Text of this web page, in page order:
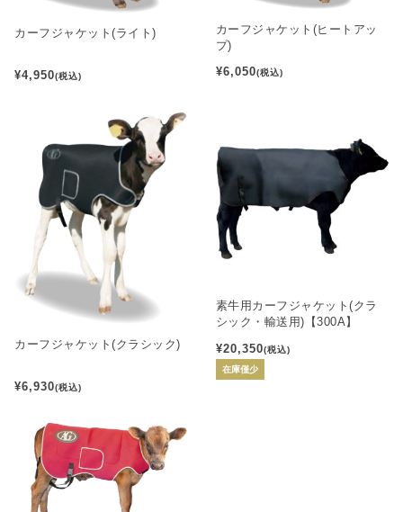
カーフジャケット(ライト)
¥4,950(税込)
カーフジャケット(ヒートアッ
プ)
¥6,050(税込)
カーフジャケット(クラシック)
¥6,930(税込)
素牛用カーフジャケット(クラ
シック・輸送用)【300A】
¥20,350(税込)
在庫僅少